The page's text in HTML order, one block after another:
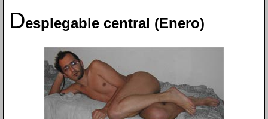
Desplegable central (Enero)